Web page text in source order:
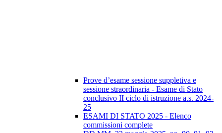
Prove d’esame sessione suppletiva e
sessione straordinaria - Esame di Stato
conclusivo II ciclo di istruzione a.s. 2024-
25
ESAMI DI STATO 2025 - Elenco
commissioni complete